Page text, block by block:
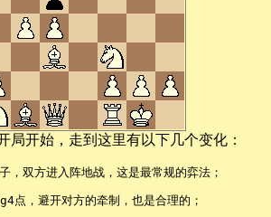
开始，走到这里有以下几个变化：
，双方进入阵地战，这是最常规的弈法；
点，避开对方的牵制，也是合理的；